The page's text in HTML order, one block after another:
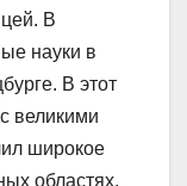
В
науки в
В этот
великими
широкое
областях.